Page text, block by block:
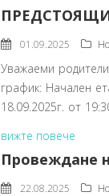
01.09.2025
Уважаеми
график: Начален
18.09.2025г. от
вижте повече
Провеждане
22.08.2025